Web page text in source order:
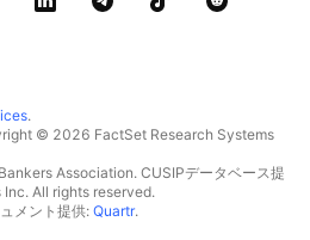
.
© 2026 FactSet Research Systems
Association. CUSIPデータベース提
All rights reserved.
メント提供: Quartr.